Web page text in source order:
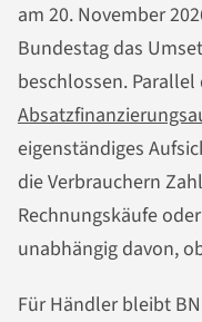
am 20. November
Bundestag das
beschlossen.
eigenständiges
die Verbrauchern
Rechnungskäufe
unabhängig davon,
Für Händler bleibt